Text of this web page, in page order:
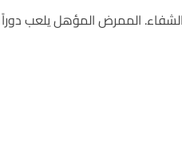
الممرض المؤهل يلعب دوراً